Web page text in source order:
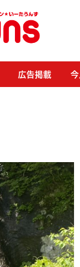
広告掲載